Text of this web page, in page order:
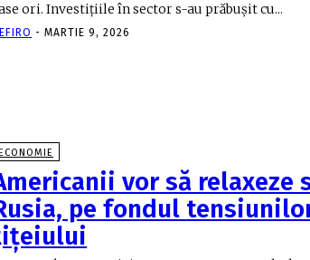
ori. Investiţiile în sector s-au prăbuşit cu...
- MARTIE 9, 2026
vor să relaxeze
pe fondul